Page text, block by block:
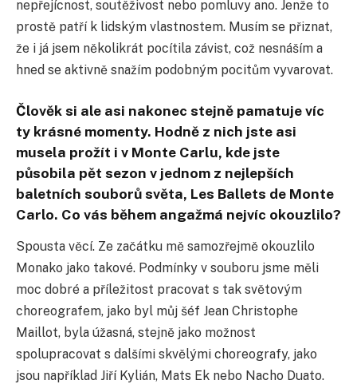
nepřejícnost, soutěživost nebo pomluvy ano. Jenže to
prostě patří k lidským vlastnostem. Musím se přiznat,
že i já jsem několikrát pocítila závist, což nesnáším a
hned se aktivně snažím podobným pocitům vyvarovat.
Člověk si ale asi nakonec stejně pamatuje víc
ty krásné momenty. Hodně z nich jste asi
musela prožít i v Monte Carlu, kde jste
působila pět sezon v jednom z nejlepších
baletních souborů světa, Les Ballets de Monte
Carlo. Co vás během angažmá nejvíc okouzlilo?
Spousta věcí. Ze začátku mě samozřejmě okouzlilo
Monako jako takové. Podmínky v souboru jsme měli
moc dobré a příležitost pracovat s tak světovým
choreografem, jako byl můj šéf Jean Christophe
Maillot, byla úžasná, stejně jako možnost
spolupracovat s dalšími skvělými choreografy, jako
jsou například Jiří Kylián, Mats Ek nebo Nacho Duato.